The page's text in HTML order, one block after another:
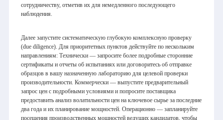
сотрудничеству, отметив их для немедленного последующего
наблюдения.
Далее запустите систематическую глубокую комплексную проверку
(due diligence). Для приоритетных пунктов действуйте по нескольким
направлениям: Технически — запросите более подробные сторонние
сертификаты и отчеты об испытаниях или договоритесь об отправке
образцов в вашу назначенную лабораторию для целевой проверки
производительности. Коммерчески — выпустите предварительный
запрос цен с подробными условиями и попросите поставщика
предоставить анализ волатильности цен на ключевое сырье за последние
два года и их планирование мощностей. Операционно — запланируйте
посещения производственных мощностей ведущих кандидатов, чтобы